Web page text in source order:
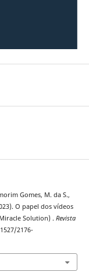
Gomes, M. da S.,
O papel dos vídeos
Solution) . Revista
2176-